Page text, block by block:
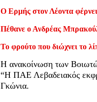
Ο Ερμής στον Λέοντα
Πέθανε ο Ανδρέας
Το φρούτο που διώχνει το
H ανακοίνωση των
“Η ΠΑΕ Λεβαδειακός
Γκώνια.